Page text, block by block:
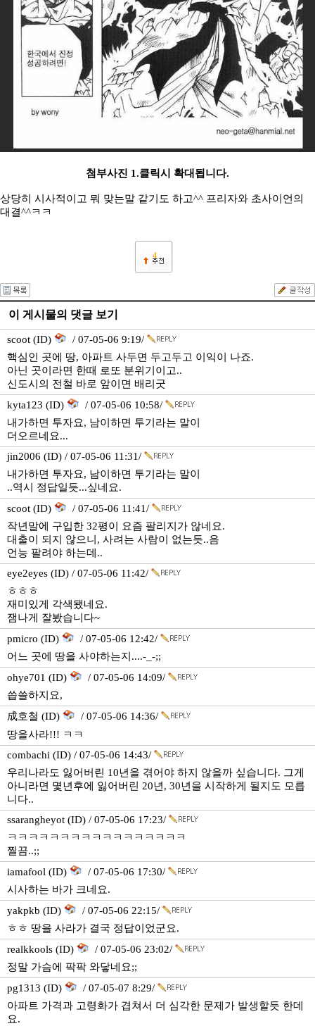
첨부사진 1.클릭시 확대됩니다.
상당히 시사적이고 뭐 맞는말 같기도 하고^^ 프리자와 초사이언의
대결^^ㅋㅋ
4
이 게시물의 댓글 보기
scoot (ID)
/ 07-05-06 9:19/
핵심인 곳에 땅, 아파트 사두면 두고두고 이익이 나죠.
아닌 곳이라면 한때 로또 분위기이고..
신도시의 전철 바로 앞이면 배리굿
kyta123 (ID)
/ 07-05-06 10:58/
내가하면 투자요, 남이하면 투기라는 말이
더오르네요...
jin2006 (ID) / 07-05-06 11:31/
내가하면 투자요, 남이하면 투기라는 말이
..역시 정답일듯...싶네요.
scoot (ID)
/ 07-05-06 11:41/
작년말에 구입한 32평이 요즘 팔리지가 않네요.
대출이 되지 않으니, 사려는 사람이 없는듯..음
언능 팔려야 하는데..
eye2eyes (ID) / 07-05-06 11:42/
ㅎㅎㅎ
재미있게 각색됐네요.
잼나게 잘봤습니다~
pmicro (ID)
/ 07-05-06 12:42/
어느 곳에 땅을 사야하는지....-_-;;
ohye701 (ID)
/ 07-05-06 14:09/
씁쓸하지요,
成호철 (ID)
/ 07-05-06 14:36/
땅을사라!!! ㅋㅋ
combachi (ID) / 07-05-06 14:43/
우리나라도 잃어버린 10년을 겪어야 하지 않을까 싶습니다. 그게
아니라면 몇년후에 잃어버린 20년, 30년을 시작하게 될지도 모릅
니다..
ssarangheyot (ID) / 07-05-06 17:23/
ㅋㅋㅋㅋㅋㅋㅋㅋㅋㅋㅋㅋㅋㅋㅋㅋㅋ
찔끔..;;
iamafool (ID)
/ 07-05-06 17:30/
시사하는 바가 크네요.
yakpkb (ID)
/ 07-05-06 22:15/
ㅎㅎ 땅을 사라가 결국 정답이었군요.
realkkools (ID)
/ 07-05-06 23:02/
정말 가슴에 팍팍 와닿네요;;
pg1313 (ID)
/ 07-05-07 8:29/
아파트 가격과 고령화가 겹쳐서 더 심각한 문제가 발생할듯 한데
요.